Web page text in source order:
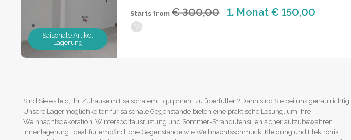
Saisonale Artikel
Lagerung
Starts from € 300,00 1. Monat € 150,00
Sind Sie es leid, Ihr Zuhause mit saisonalem Equipment zu überfüllen? Dann sind Sie bei uns genau richtig!
Unsere Lagermöglichkeiten für saisonale Gegenstände bieten eine praktische Lösung, um Ihre
Weihnachtsdekoration, Wintersportausrüstung und Sommer-Strandutensilien sicher aufzubewahren.
Innenlagerung: Ideal für empfindliche Gegenstände wie Weihnachtsschmuck, Kleidung und Elektronik.